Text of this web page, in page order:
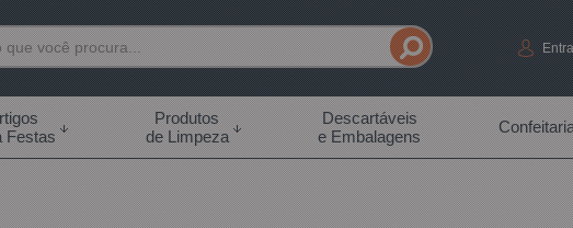
Festas
Produtos
de Limpeza
Descartáveis
e Embalagens